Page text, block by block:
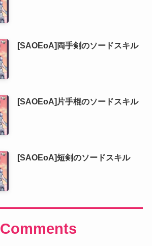
[SAOEoA]両手剣のソードスキル
[SAOEoA]片手棍のソードスキル
[SAOEoA]短剣のソードスキル
Comments